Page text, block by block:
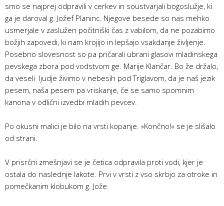
smo se najprej odpravili v cerkev in soustvarjali bogoslužje, ki
ga je daroval g. Jožef Planinc. Njegove besede so nas mehko
usmerjale v zaslužen počitniški čas z vabilom, da ne pozabimo
božjih zapovedi, ki nam krojijo in lepšajo vsakdanje življenje.
Posebno slovesnost so pa pričarali ubrani glasovi mladinskega
pevskega zbora pod vodstvom ge. Marije Klančar. Bo že držalo,
da veseli ljudje živimo v nebesih pod Triglavom, da je naš jezik
pesem, naša pesem pa vriskanje, če se samo spomnim
kanona v odlični izvedbi mladih pevcev.
Po okusni malici je bilo na vrsti kopanje. »Končno!« se je slišalo
od strani.
V prisrčni zmešnjavi se je četica odpravila proti vodi, kjer je
ostala do naslednje lakote. Prvi v vrsti z vso skrbjo za otroke in
pomečkanim klobukom g. Jože.